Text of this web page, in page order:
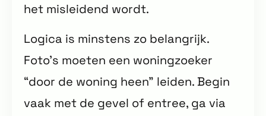
het misleidend wordt.
Logica is minstens zo belangrijk.
Foto’s moeten een woningzoeker
“door de woning heen” leiden. Begin
vaak met de gevel of entree, ga via